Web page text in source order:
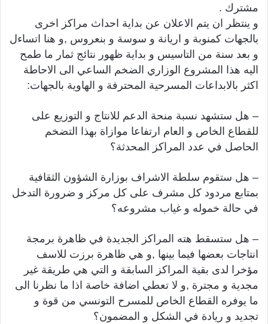
مشترك .
و ينتظر ان يتم الاعلان عن بداية احداث مراكز اخرى
بالجهات كمنوبة و اريانة و سوسة و بنعروس ,و هنا اتساءل
و بعد سنة من التاسيس و بداية ظهور نتائج ثمار ما طمح
اليه هذا المشروع الوزاري الضخم الساعي الى الاحاطة
اكثر بالابداعات المسرحية المحترفة و الهاوية بالجهات:
– هل ستشهد نسبة منحة الدعم للانتاج و التوزيع على
للقطاع الخاص و العام ارتفاعا موازاة بهذا التضخم
الحاصل في عدد المراكز المحدثة؟
– هل ستقوم سلطة الاشراف بوزارة الشؤون الثقافية
بمتابع مردود كل مشرف على كل مركز و ضرورة التدخل
في حالة خموله و غياب مشروعه؟
– هل ستسقط هته المراكز الجديدة في ظاهرة برمجة
انتاجات بعضها فيما بينها ,و هي ظاهرة برزت للاسف
مؤخرا لدى بقية المراكز السابقة و التي هي طريقة غير
مجدية و مجترة ,و لا تعطي اضافة خاصة اذا ما نظرنا الى
ما يوفره القطاع الخاص للمسرح التونسي من قوة و
تجديد و ريادة في الشكل و المضمون؟